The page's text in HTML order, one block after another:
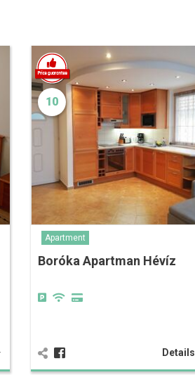
10
Apartment
Boróka Apartman Hévíz
Details